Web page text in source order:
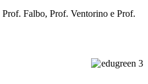
Falbo, Prof. Ventorino e Prof.